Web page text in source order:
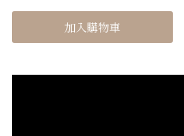
加入購物車